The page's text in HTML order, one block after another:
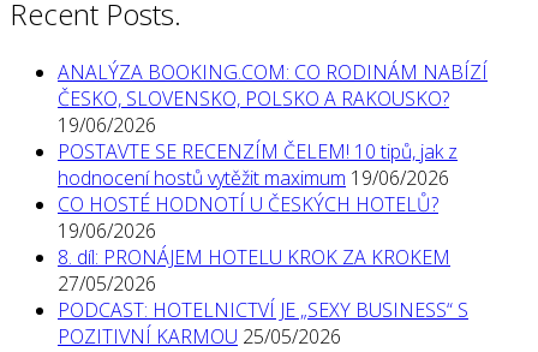
Recent Posts.
ANALÝZA BOOKING.COM: CO RODINÁM NABÍZÍ
ČESKO, SLOVENSKO, POLSKO A RAKOUSKO?
19/06/2026
POSTAVTE SE RECENZÍM ČELEM! 10 tipů, jak z
hodnocení hostů vytěžit maximum 19/06/2026
CO HOSTÉ HODNOTÍ U ČESKÝCH HOTELŮ?
19/06/2026
8. díl: PRONÁJEM HOTELU KROK ZA KROKEM
27/05/2026
PODCAST: HOTELNICTVÍ JE „SEXY BUSINESS“ S
POZITIVNÍ KARMOU 25/05/2026